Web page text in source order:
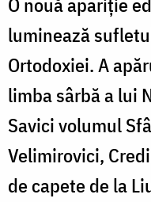
luminează
Ortodoxiei. A
limba sârbă a lui
Savici volumul
Velimirovici,
de capete de la